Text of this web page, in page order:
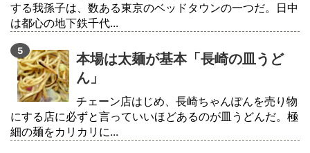
する我孫子は、数ある東京のベッドタウンの一つだ。日中
は都心の地下鉄千代...
本場は太麺が基本「長崎の皿うど
ん」
チェーン店はじめ、長崎ちゃんぽんを売り物
にする店に必ずと言っていいほどあるのが皿うどんだ。極
細の麺をカリカリに...